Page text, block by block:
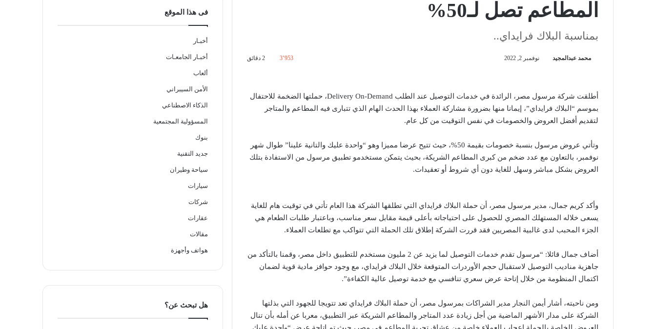
المطاعم تصل لـ50%
بمناسبة البلاك فرايداي..
محمد عبدالمجيد نوفمبر 2, 2022 3٬953
أطلقت شركة مرسول مصر، الرائدة في خدمات التوصيل عند الطلب Delivery On-Demand، حملتها الضخمة للاحتفال
بموسم “البلاك فرايداي”، إيمانا منها بضرورة مشاركة العملاء بهذا الحدث الهام الذي تتبارى فيه المطاعم والمتاجر
لتقديم أفضل العروض والخصومات في نفس التوقيت من كل عام.
وتأتي عروض مرسول بنسبة خصومات بقيمة 50%، حيث تتيح عرضا مميزا وهو “واحدة عليك والتانية علينا” طوال شهر
نوفمبر، بالتعاون مع عدد ضخم من كبرى المطاعم الشريكة، بحيث يتمكن مستخدمو تطبيق مرسول من الاستفادة بتلك
العروض بشكل مباشر وسهل للغاية دون أي شروط أو تعقيدات.
وأكد كريم جمال، مدير مرسول مصر، أن حملة البلاك فرايداي التي تطلقها الشركة هذا العام تأتي في توقيت هام للغاية
يسعى خلاله المستهلك المصري للحصول على احتياجاته بأعلى قيمة مقابل سعر مناسب، وباعتبار طلبات الطعام هي
الجزء المحبب لدى غالبية المصريين فقد قررت الشركة إطلاق تلك الحملة التي تتواكب مع تطلعات العملاء.
أضاف جمال قائلا: “مرسول تقدم خدمات التوصيل لما يزيد عن 2 مليون مستخدم للتطبيق داخل مصر، وقمنا بالتأكد من
جاهزية مناديب التوصيل لاستقبال حجم الأوردرات المتوقعة خلال البلاك فرايداي، مع وجود حوافز مادية قوية لضمان
اكتمال المنظومة من خلال إتاحة عرض سعري تنافسي مع خدمة توصيل عالية الكفاءة”.
ومن ناحيته، أشار أيمن النجار مدير الشراكات بمرسول مصر، أن حملة البلاك فرايداي تعد تتويجا للجهود التي بذلتها
الشركة على مدار الأشهر الماضية من أجل زيادة عدد المتاجر والمطاعم الشريكة عبر التطبيق، معربا عن أمله بأن تنال
العروض الخاصة بالحملة إعجاب العملاء خاصة من عشاق تجربة المطاعم في مصر، حيث تم إتاحة عرض “واحدة عليك
فى هذا الموقع
أخبـار
أخبـار الجامعـات
ألعاب
الأمن السيبراني
الذكاء الاصطناعي
المسؤولية المجتمعية
بنوك
جديد التقنية
سياحة وطيران
سيارات
شركات
عقارات
مقالات
هواتف وأجهزة
هل تبحث عن؟